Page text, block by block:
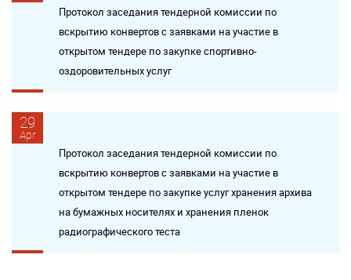
Протокол заседания тендерной комиссии по
вскрытию конвертов с заявками на участие в
открытом тендере по закупке спортивно-
оздоровительных услуг
29
Apr
Протокол заседания тендерной комиссии по
вскрытию конвертов с заявками на участие в
открытом тендере по закупке услуг хранения архива
на бумажных носителях и хранения пленок
радиографического теста